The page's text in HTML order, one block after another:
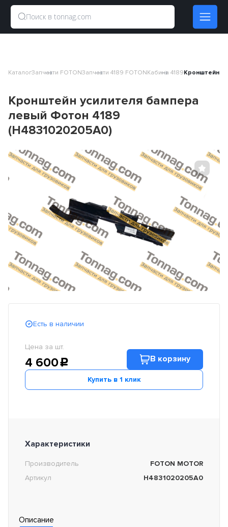
КаталогЗапчасти FOTONЗапчасти 4189 FOTONКабина 4189Кронштейн
Кронштейн усилителя бампера
левый Фотон 4189
(H4831020205A0)
Есть в наличии
Цена за шт.
4 600c В корзину
Купить в 1 клик
Характеристики
Производитель
FOTON MOTOR
Артикул
H4831020205A0
Описание